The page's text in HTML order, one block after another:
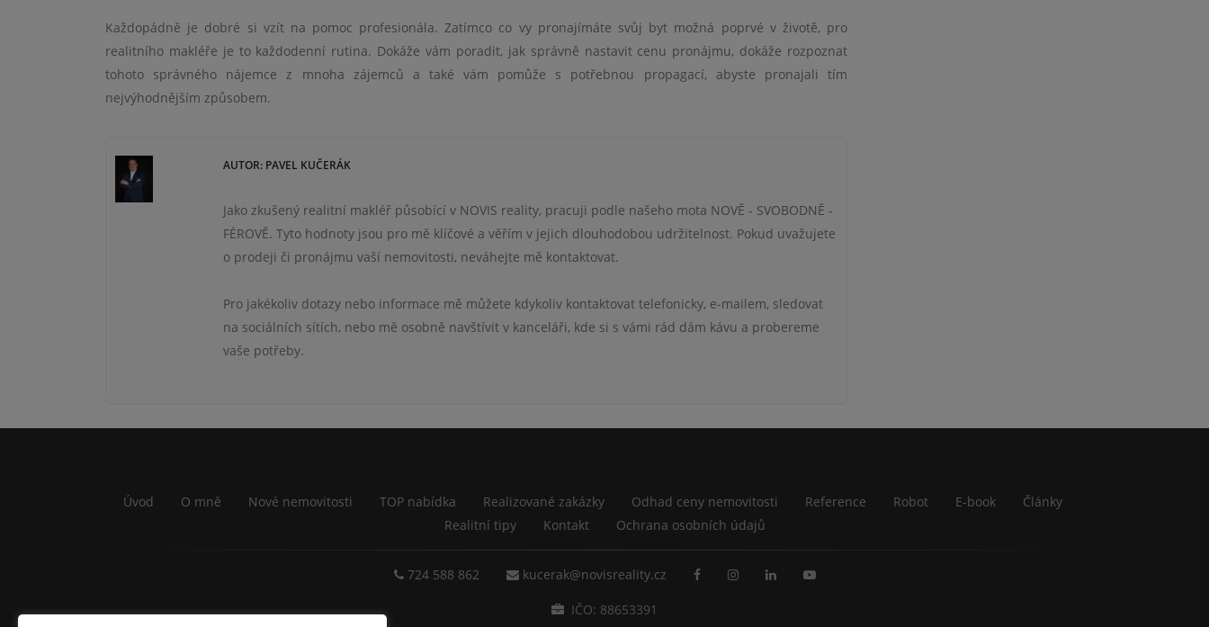
Každopádně je dobré si vzít na pomoc profesionála. Zatímco co vy pronajímáte svůj byt možná poprvé v životě, pro
realitního makléře je to každodenní rutina. Dokáže vám poradit, jak správně nastavit cenu pronájmu, dokáže rozpoznat
tohoto správného nájemce z mnoha zájemců a také vám pomůže s potřebnou propagací, abyste pronajali tím
nejvýhodnějším způsobem.
AUTOR: PAVEL KUČERÁK
Jako zkušený realitní makléř působící v NOVIS reality, pracuji podle našeho mota NOVĚ - SVOBODNĚ -
FÉROVĚ. Tyto hodnoty jsou pro mě klíčové a věřím v jejich dlouhodobou udržitelnost. Pokud uvažujete
o prodeji či pronájmu vaší nemovitosti, neváhejte mě kontaktovat.
Pro jakékoliv dotazy nebo informace mě můžete kdykoliv kontaktovat telefonicky, e-mailem, sledovat
na sociálních sítích, nebo mě osobně navštívit v kanceláři, kde si s vámi rád dám kávu a probereme
vaše potřeby.
Úvod O mně Nové nemovitosti TOP nabídka Realizované zakázky Odhad ceny nemovitosti Reference Robot E-book
Články
Realitní tipy
Kontakt Ochrana osobních údajů
724 588 862 kucerak@novisreality.cz
IČO: 88653391